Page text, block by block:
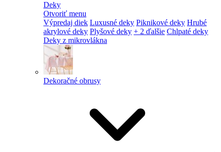
Deky
Otvoriť menu
Výpredaj diek Luxusné deky Piknikové deky Hrubé
akrylové deky Plyšové deky + 2 ďalšie Chlpaté deky
Deky z mikrovlákna
Dekoračné obrusy